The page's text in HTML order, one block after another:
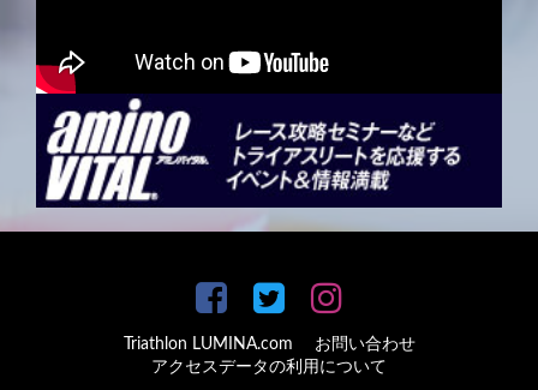
Triathlon LUMINA.com
お問い合わせ
アクセスデータの利用について